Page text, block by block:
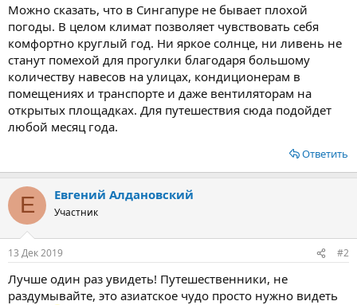
Можно сказать, что в Сингапуре не бывает плохой
погоды. В целом климат позволяет чувствовать себя
комфортно круглый год. Ни яркое солнце, ни ливень не
станут помехой для прогулки благодаря большому
количеству навесов на улицах, кондиционерам в
помещениях и транспорте и даже вентиляторам на
открытых площадках. Для путешествия сюда подойдет
любой месяц года.
Ответить
Е Евгений Алдановский
Участник
13 Дек 2019 #2
Лучше один раз увидеть! Путешественники, не
раздумывайте, это азиатское чудо просто нужно видеть